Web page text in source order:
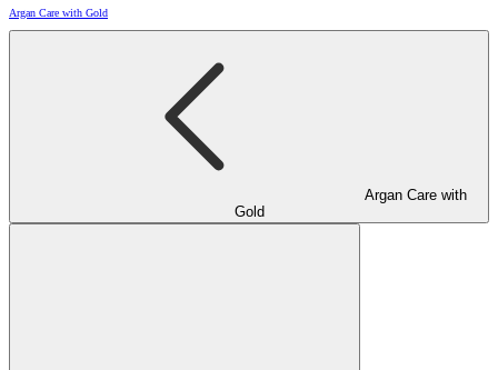
Argan Care with Gold
Argan Care with
Gold